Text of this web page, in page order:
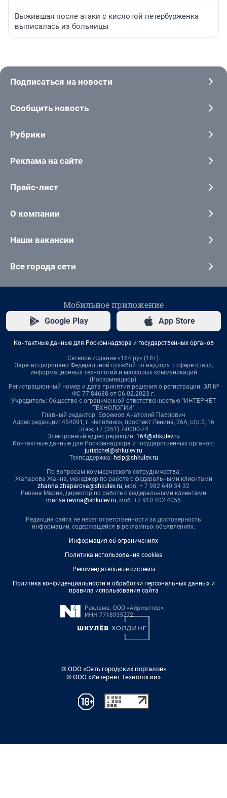
Выжившая после атаки с кислотой петербурженка
выписалась из больницы
Подписаться на новости
Сообщить новость
Рубрики
Реклама на сайте
Прайс-лист
О компании
Наши вакансии
Все города сети
Мобильное приложение
Google Play App Store
Контактные данные для Роскомнадзора и государственных органов
Сетевое издание «164.ру» (18+).
Зарегистрировано Федеральной службой по надзору в сфере связи,
информационных технологий и массовых коммуникаций
(Роскомнадзор).
Регистрационный номер и дата принятия решения о регистрации: ЭЛ №
ФС 77-84688 от 06.02.2023 г.
Учредитель: Общество с ограниченной ответственностью "ИНТЕРНЕТ
ТЕХНОЛОГИИ"
Главный редактор: Ефремов Анатолий Павлович
Адрес редакции: 454091, г. Челябинск, проспект Ленина, 26А, стр.2, 16
этаж, +7 (351) 7-0000-74
Электронный адрес редакции: 164@shkulev.ru
Контактные данные для Роскомнадзора и государственных органов:
juristchel@shkulev.ru
Техподдержка: help@shkulev.ru
По вопросам коммерческого сотрудничества:
Жапарова Жанна, менеджер по работе с федеральными клиентами
zhanna.zhaparova@shkulev.ru, моб. + 7 982 640 34 32
Ревина Мария, директор по работе с федеральными клиентами
mariya.revina@shkulev.ru, моб. +7 910 402 4056
Редакция сайта не несет ответственности за достоверность
информации, содержащейся в рекламных объявлениях.
Информация об ограничениях
Политика использования cookies
Рекомендательные системы
Политика конфиденциальности и обработки персональных данных и
правила использования сайта
© ООО «Сеть городских порталов»
© ООО «Интернет Технологии»